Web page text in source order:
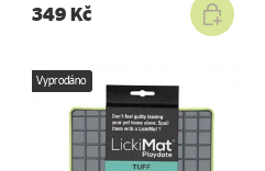
349 Kč
Vyprodáno